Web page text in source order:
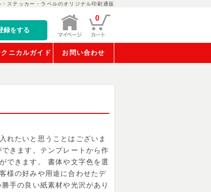
・ステッカー・ラベルのオリジナル印刷通販
録をする
0
クニカルガイド お問い合わせ
れたいと思うことはございま
きます。テンプレートから作
できます。 書体や文字色を選
様の好みや用途に合わせたデ
手の良い紙素材や光沢があり